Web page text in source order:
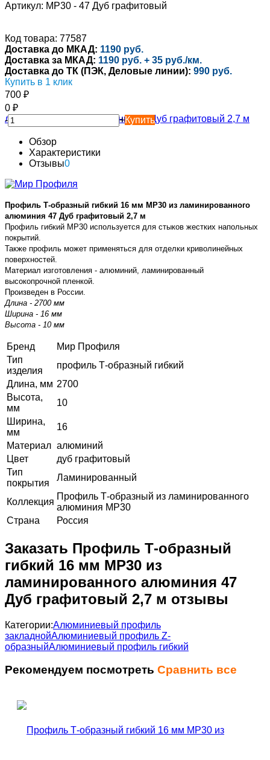
Артикул: MP30 - 47 Дуб графитовый
Код товара: 77587
Доставка до МКАД: 1190 руб.
Доставка за МКАД: 1190 руб. + 35 руб./км.
Доставка до ТК (ПЭК, Деловые линии): 990 руб.
Купить в 1 клик
700 ₽
0 ₽
-
+Купить
Обзор
Характеристики
Отзывы0
Профиль Т-образный гибкий 16 мм MP30 из ламинированного
алюминия 47 Дуб графитовый 2,7 м
Профиль гибкий MP30 используется для стыков жестких напольных
покрытий.
Также профиль может применяться для отделки криволинейных
поверхностей.
Материал изготовления - алюминий, ламинированный
высокопрочной пленкой.
Произведен в России.
Длина - 2700 мм
Ширина - 16 мм
Высота - 10 мм
Бренд
Мир Профиля
Тип
изделия
профиль Т-образный гибкий
Длина, мм 2700
Высота,
мм
10
Ширина,
мм
16
Материал алюминий
Цвет
дуб графитовый
Тип
покрытия
Ламинированный
Коллекция
Профиль Т-образный из ламинированного
алюминия MP30
Страна
Россия
Заказать Профиль Т-образный
гибкий 16 мм MP30 из
ламинированного алюминия 47
Дуб графитовый 2,7 м отзывы
Категории:Алюминиевый профиль
закладнойАлюминиевый профиль Z-
образныйАлюминиевый профиль гибкий
Рекомендуем посмотреть Сравнить все